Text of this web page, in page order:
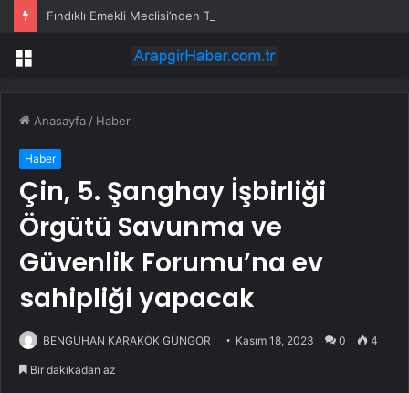
Menü
Anasayfa / Haber
Haber
Çin, 5. Şanghay İşbirliği
Örgütü Savunma ve
Güvenlik Forumu’na ev
sahipliği yapacak
BENGÜHAN KARAKÖK GÜNGÖR Kasım 18, 2023 0 4
Bir dakikadan az